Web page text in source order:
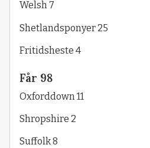
Welsh 7
Shetlandsponyer 25
Fritidsheste 4
Får 98
Oxforddown 11
Shropshire 2
Suffolk 8